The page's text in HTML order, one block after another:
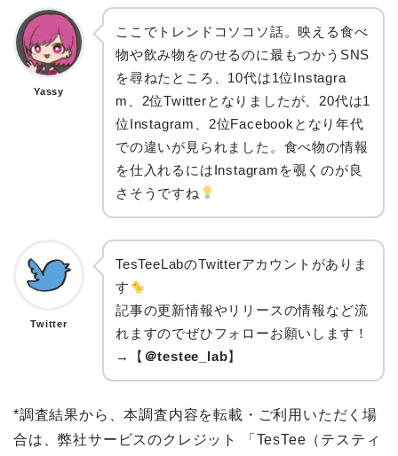
Yassy
ここでトレンドコソコソ話。映える食べ
物や飲み物をのせるのに最もつかうSNS
を尋ねたところ、10代は1位Instagra
m、2位Twitterとなりましたが、20代は1
位Instagram、2位Facebookとなり年代
での違いが見られました。食べ物の情報
を仕入れるにはInstagramを覗くのが良
さそうですね
Twitter
TesTeeLabのTwitterアカウントがありま
す
記事の更新情報やリリースの情報など流
れますのでぜひフォローお願いします！
→【 ＠testee_lab】
*調査結果から、本調査内容を転載・ご利用いただく場
合は、弊社サービスのクレジット 「TesTee（テスティ